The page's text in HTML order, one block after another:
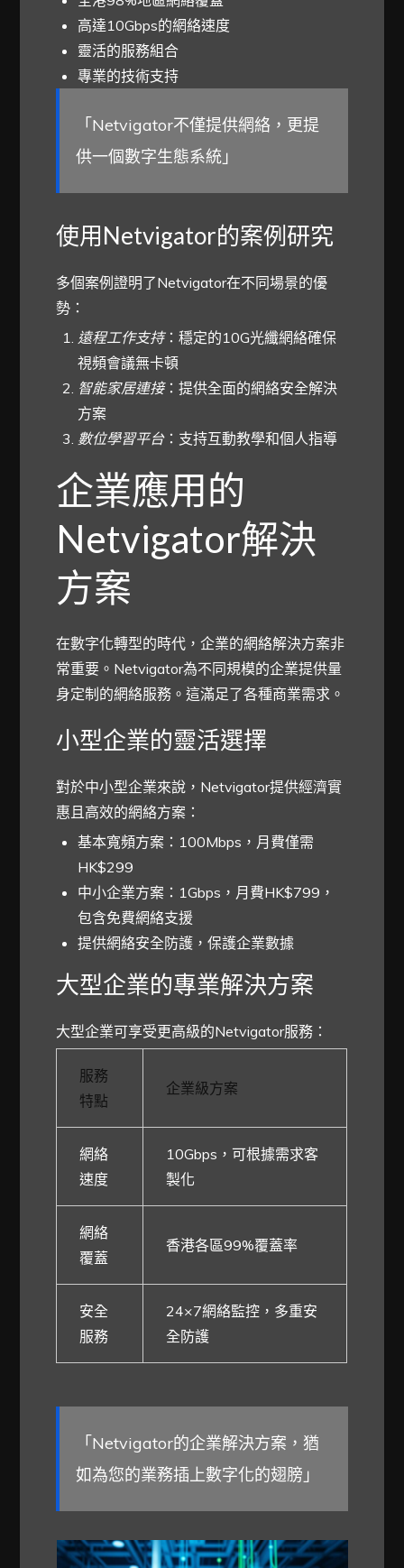
高達10Gbps的網絡速度
靈活的服務組合
專業的技術支持
「Netvigator不僅提供網絡，更提
供一個數字生態系統」
使用Netvigator的案例研究
多個案例證明了Netvigator在不同場景的優
勢：
遠程工作支持：穩定的10G光纖網絡確保
視頻會議無卡頓
智能家居連接：提供全面的網絡安全解決
方案
數位學習平台：支持互動教學和個人指導
企業應用的
Netvigator解決
方案
在數字化轉型的時代，企業的網絡解決方案非
常重要。Netvigator為不同規模的企業提供量
身定制的網絡服務。這滿足了各種商業需求。
小型企業的靈活選擇
對於中小型企業來說，Netvigator提供經濟實
惠且高效的網絡方案：
基本寬頻方案：100Mbps，月費僅需
HK$299
中小企業方案：1Gbps，月費HK$799，
包含免費網絡支援
提供網絡安全防護，保護企業數據
大型企業的專業解決方案
大型企業可享受更高級的Netvigator服務：
服務
特點
企業級方案
網絡
速度
10Gbps，可根據需求客
製化
網絡
覆蓋
香港各區99%覆蓋率
安全
服務
24×7網絡監控，多重安
全防護
「Netvigator的企業解決方案，猶
如為您的業務插上數字化的翅膀」